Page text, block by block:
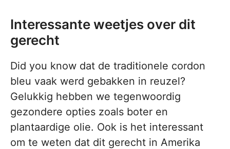
Interessante weetjes over dit
gerecht
Did you know dat de traditionele cordon
bleu vaak werd gebakken in reuzel?
Gelukkig hebben we tegenwoordig
gezondere opties zoals boter en
plantaardige olie. Ook is het interessant
om te weten dat dit gerecht in Amerika